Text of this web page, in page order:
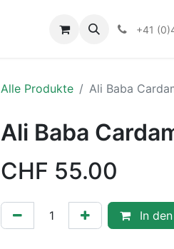
+41
Alle Produkte Ali Baba
Ali Baba
CHF 55.00
In